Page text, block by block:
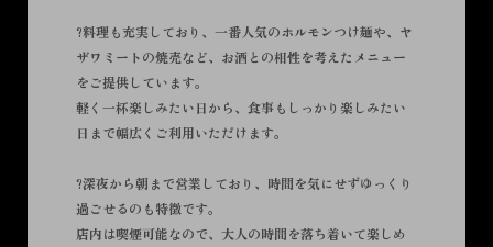
?料理も充実しており、一番人気のホルモンつけ麺や、ヤ
ザワミートの焼売など、お酒との相性を考えたメニュー
をご提供しています。
軽く一杯楽しみたい日から、食事もしっかり楽しみたい
日まで幅広くご利用いただけます。
?深夜から朝まで営業しており、時間を気にせずゆっくり
過ごせるのも特徴です。
店内は喫煙可能なので、大人の時間を落ち着いて楽しめ